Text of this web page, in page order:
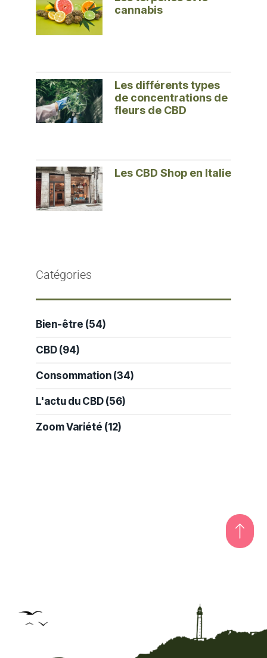
cannabis
Les différents types
de concentrations de
fleurs de CBD
Les CBD Shop en Italie
Catégories
Bien-être (54)
CBD (94)
Consommation (34)
L'actu du CBD (56)
Zoom Variété (12)